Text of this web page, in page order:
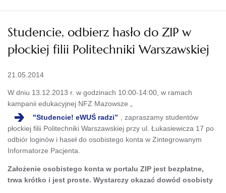
Studencie, odbierz hasło do ZIP w
płockiej filii Politechniki Warszawskiej
21.05.2014
W dniu 13.12.2013 r. w godzinach 10:00-14:00, w ramach
kampanii edukacyjnej NFZ Mazowsze „
"Studencie! eWUŚ radzi”
, zapraszamy studentów
płockiej filii Politechniki Warszawskiej przy ul. Łukasiewicza 17 po
odbiór loginów i haseł do osobistego konta w Zintegrowanym
Informatorze Pacjenta.
Założenie osobistego konta w portalu ZIP jest bezpłatne,
trwa krótko i jest proste. Wystarczy okazać dowód osobisty